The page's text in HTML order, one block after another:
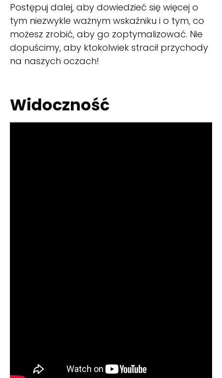
Postępuj dalej, aby dowiedzieć się więcej o
tym niezwykle ważnym wskaźniku i o tym, co
możesz zrobić, aby go zoptymalizować. Nie
dopuścimy, aby ktokolwiek stracił przychody
na naszych oczach!
Widoczność